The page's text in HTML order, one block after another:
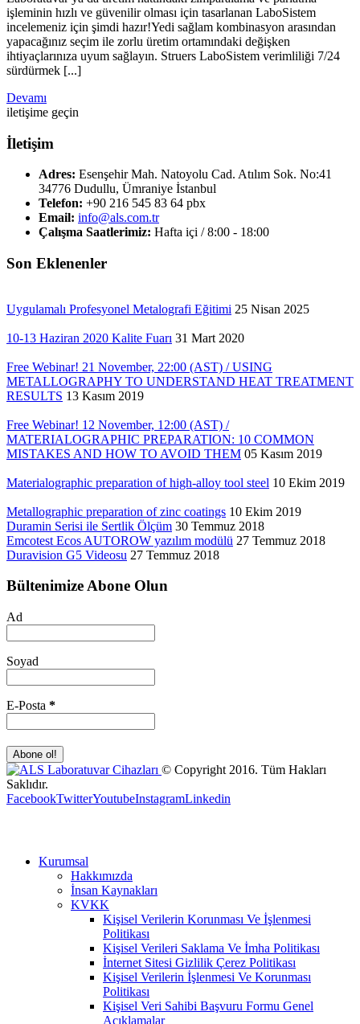
işleminin hızlı ve güvenilir olması için tasarlanan LaboSistem
incelemeniz için şimdi hazır!Yedi sağlam kombinasyon arasından
yapacağınız seçim ile zorlu üretim ortamındaki değişken
ihtiyaçlarınıza uyum sağlayın. Struers LaboSistem verimliliği 7/24
sürdürmek [...]
Devamı
iletişime geçin
İletişim
Adres: Esenşehir Mah. Natoyolu Cad. Atılım Sok. No:41
34776 Dudullu, Ümraniye İstanbul
Telefon: +90 216 545 83 64 pbx
Email: info@als.com.tr
Çalışma Saatlerimiz: Hafta içi / 8:00 - 18:00
Son Eklenenler
Uygulamalı Profesyonel Metalografi Eğitimi 25 Nisan 2025
10-13 Haziran 2020 Kalite Fuarı 31 Mart 2020
Free Webinar! 21 November, 22:00 (AST) / USING
METALLOGRAPHY TO UNDERSTAND HEAT TREATMENT
RESULTS 13 Kasım 2019
Free Webinar! 12 November, 12:00 (AST) /
MATERIALOGRAPHIC PREPARATION: 10 COMMON
MISTAKES AND HOW TO AVOID THEM 05 Kasım 2019
Materialographic preparation of high-alloy tool steel 10 Ekim 2019
Metallographic preparation of zinc coatings 10 Ekim 2019
Duramin Serisi ile Sertlik Ölçüm 30 Temmuz 2018
Emcotest Ecos AUTOROW yazılım modülü 27 Temmuz 2018
Duravision G5 Videosu 27 Temmuz 2018
Bültenimize Abone Olun
Ad
Soyad
E-Posta *
© Copyright 2016. Tüm Hakları
Saklıdır.
FacebookTwitterYoutubeInstagramLinkedin
Kurumsal
Hakkımızda
İnsan Kaynakları
KVKK
Kişisel Verilerin Korunması Ve İşlenmesi
Politikası
Kişisel Verileri Saklama Ve İmha Politikası
İnternet Sitesi Gizlilik Çerez Politikası
Kişisel Verilerin İşlenmesi Ve Korunması
Politikası
Kişisel Veri Sahibi Başvuru Formu Genel
Açıklamalar